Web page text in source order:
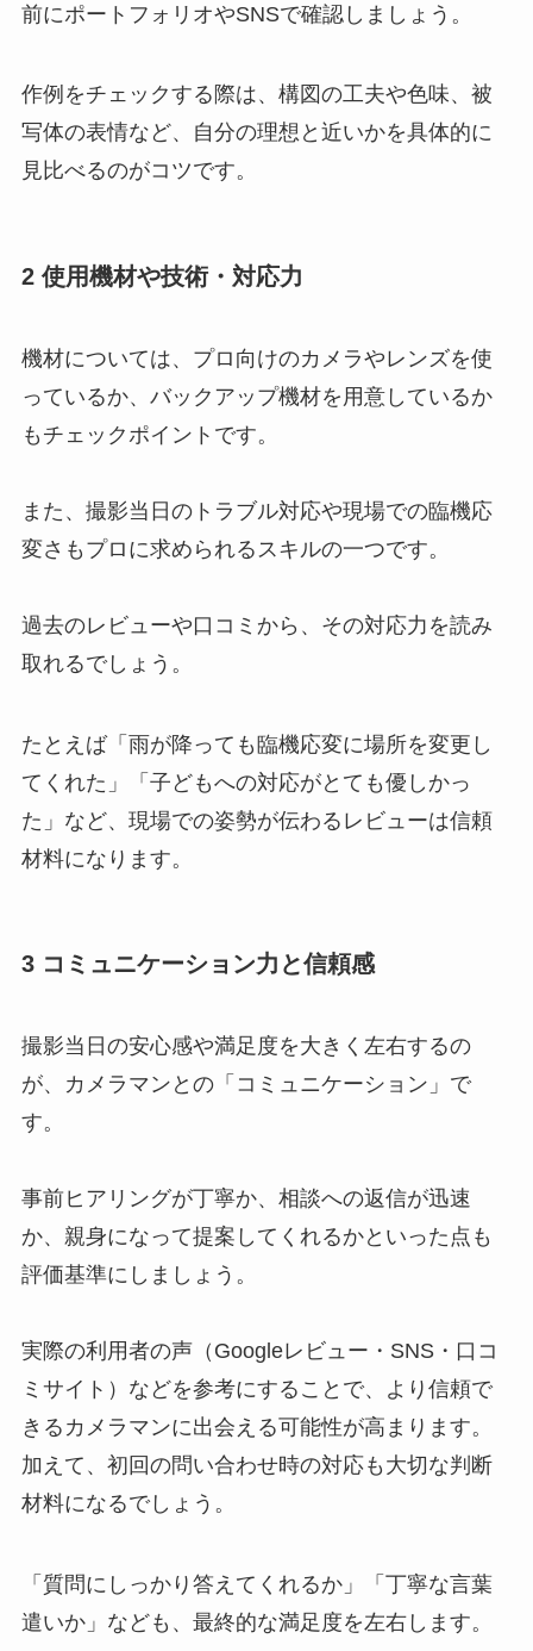
前にポートフォリオやSNSで確認しましょう。
作例をチェックする際は、構図の工夫や色味、被
写体の表情など、自分の理想と近いかを具体的に
見比べるのがコツです。
2 使用機材や技術・対応力
機材については、プロ向けのカメラやレンズを使
っているか、バックアップ機材を用意しているか
もチェックポイントです。
また、撮影当日のトラブル対応や現場での臨機応
変さもプロに求められるスキルの一つです。
過去のレビューや口コミから、その対応力を読み
取れるでしょう。
たとえば「雨が降っても臨機応変に場所を変更し
てくれた」「子どもへの対応がとても優しかっ
た」など、現場での姿勢が伝わるレビューは信頼
材料になります。
3 コミュニケーション力と信頼感
撮影当日の安心感や満足度を大きく左右するの
が、カメラマンとの「コミュニケーション」で
す。
事前ヒアリングが丁寧か、相談への返信が迅速
か、親身になって提案してくれるかといった点も
評価基準にしましょう。
実際の利用者の声（Googleレビュー・SNS・口コ
ミサイト）などを参考にすることで、より信頼で
きるカメラマンに出会える可能性が高まります。
加えて、初回の問い合わせ時の対応も大切な判断
材料になるでしょう。
「質問にしっかり答えてくれるか」「丁寧な言葉
遣いか」なども、最終的な満足度を左右します。